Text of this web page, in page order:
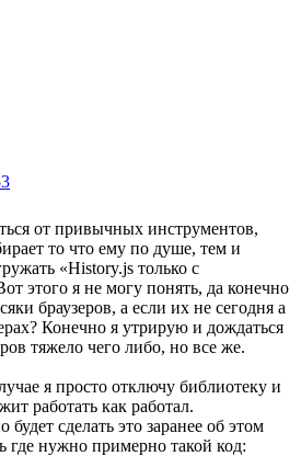
от привычных инструментов,
то что ему по душе, тем и
«History.js только с
этого я не могу понять, да конечно
браузеров, а если их не сегодня а
Конечно я утрирую и дождаться
тяжело чего либо, но все же.
я просто отключу библиотеку и
работать как работал.
сделать это заранее об этом
где нужно примерно такой код: